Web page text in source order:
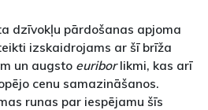
dzīvokļu pārdošanas apjoma
izskaidrojams ar šī brīža
un augsto euriborlikmi, kas arī
cenu samazināšanos.
runas par iespējamu šīs